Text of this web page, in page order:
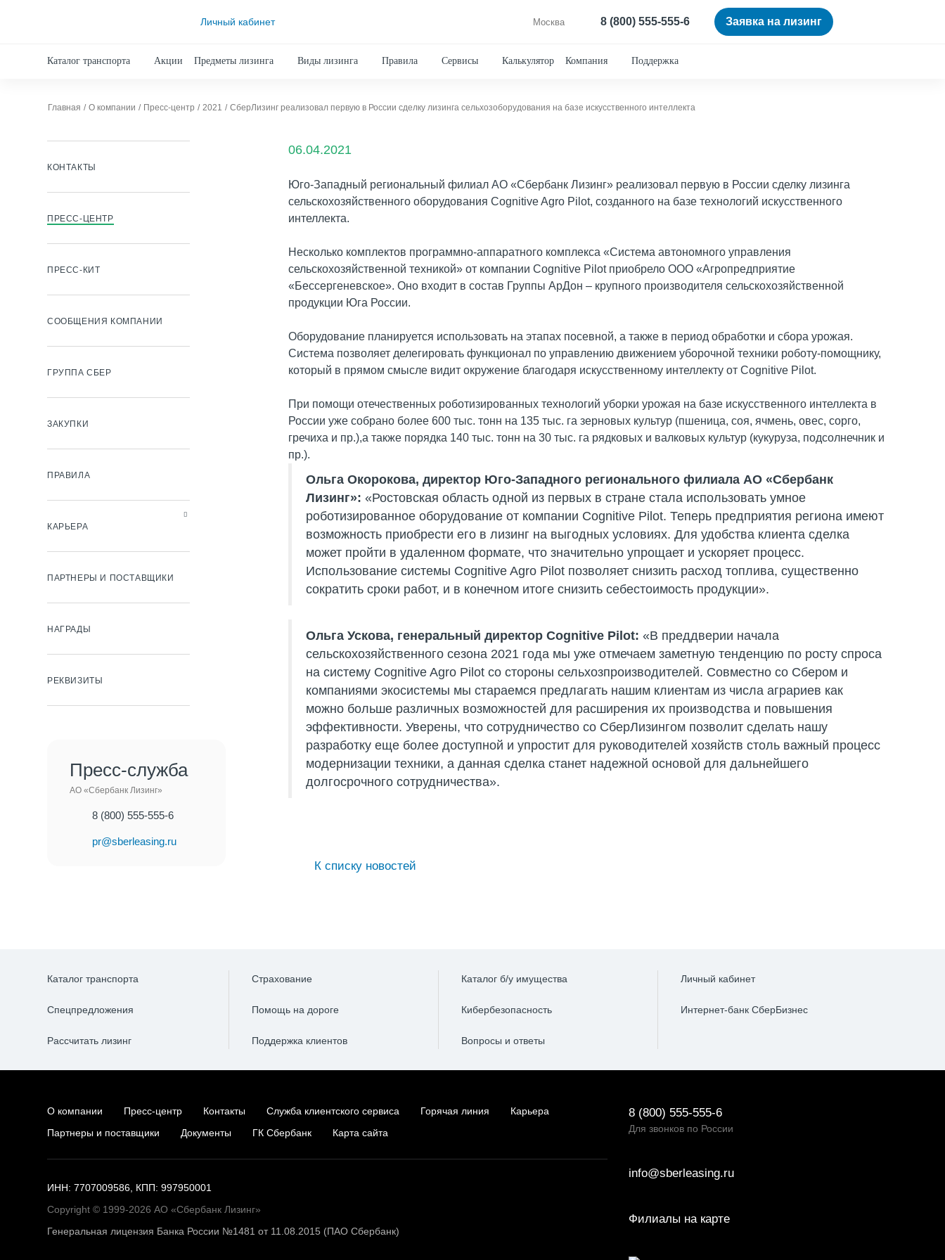
Личный кабинет Москва 8 (800) 555-555-6 Заявка на лизинг
Каталог транспорта Акции Предметы лизинга Виды лизинга Правила Сервисы Калькулятор Компания Поддержка
Главная О компании Пресс-центр 2021 СберЛизинг реализовал первую в России сделку лизинга сельхозоборудования на базе искусственного интеллекта
КОНТАКТЫ
ПРЕСС-ЦЕНТР
ПРЕСС-КИТ
СООБЩЕНИЯ КОМПАНИИ
ГРУППА СБЕР
ЗАКУПКИ
ПРАВИЛА
КАРЬЕРА
ПАРТНЕРЫ И ПОСТАВЩИКИ
НАГРАДЫ
РЕКВИЗИТЫ
Пресс-служба
АО «Сбербанк Лизинг»
8 (800) 555-555-6
pr@sberleasing.ru
06.04.2021
Юго-Западный региональный филиал АО «Сбербанк Лизинг» реализовал первую в России сделку лизинга
сельскохозяйственного оборудования Cognitive Agro Pilot, созданного на базе технологий искусственного
интеллекта.
Несколько комплектов программно-аппаратного комплекса «Система автономного управления
сельскохозяйственной техникой» от компании Cognitive Pilot приобрело ООО «Агропредприятие
«Бессергеневское». Оно входит в состав Группы АрДон – крупного производителя сельскохозяйственной
продукции Юга России.
Оборудование планируется использовать на этапах посевной, а также в период обработки и сбора урожая.
Система позволяет делегировать функционал по управлению движением уборочной техники роботу-помощнику,
который в прямом смысле видит окружение благодаря искусственному интеллекту от Cognitive Pilot.
При помощи отечественных роботизированных технологий уборки урожая на базе искусственного интеллекта в
России уже собрано более 600 тыс. тонн на 135 тыс. га зерновых культур (пшеница, соя, ячмень, овес, сорго,
гречиха и пр.),а также порядка 140 тыс. тонн на 30 тыс. га рядковых и валковых культур (кукуруза, подсолнечник и
пр.).
Ольга Окорокова, директор Юго-Западного регионального филиала АО «Сбербанк
Лизинг»: «Ростовская область одной из первых в стране стала использовать умное
роботизированное оборудование от компании Cognitive Pilot. Теперь предприятия региона имеют
возможность приобрести его в лизинг на выгодных условиях. Для удобства клиента сделка
может пройти в удаленном формате, что значительно упрощает и ускоряет процесс.
Использование системы Cognitive Agro Pilot позволяет снизить расход топлива, существенно
сократить сроки работ, и в конечном итоге снизить себестоимость продукции».
Ольга Ускова, генеральный директор Cognitive Pilot: «В преддверии начала
сельскохозяйственного сезона 2021 года мы уже отмечаем заметную тенденцию по росту спроса
на систему Cognitive Agro Pilot со стороны сельхозпроизводителей. Совместно со Сбером и
компаниями экосистемы мы стараемся предлагать нашим клиентам из числа аграриев как
можно больше различных возможностей для расширения их производства и повышения
эффективности. Уверены, что сотрудничество со СберЛизингом позволит сделать нашу
разработку еще более доступной и упростит для руководителей хозяйств столь важный процесс
модернизации техники, а данная сделка станет надежной основой для дальнейшего
долгосрочного сотрудничества».
К списку новостей
Каталог транспорта
Спецпредложения
Рассчитать лизинг
Страхование
Помощь на дороге
Поддержка клиентов
Каталог б/у имущества
Кибербезопасность
Вопросы и ответы
Личный кабинет
Интернет-банк СберБизнес
О компании Пресс-центр Контакты Служба клиентского сервиса Горячая линия
Карьера
Партнеры и поставщики
Документы ГК Сбербанк Карта сайта
ИНН: 7707009586, КПП: 997950001
Copyright © 1999-2026 АО «Сбербанк Лизинг»
Генеральная лицензия Банка России №1481 от 11.08.2015 (ПАО Сбербанк)
8 (800) 555-555-6
Для звонков по России
info@sberleasing.ru
Филиалы на карте